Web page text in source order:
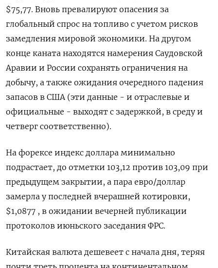
$75,77. Вновь превалируют опасения за
глобальный спрос на топливо с учетом рисков
замедления мировой экономики. На другом
конце каната находятся намерения Саудовской
Аравии и России сохранять ограничения на
добычу, а также ожидания очередного падения
запасов в США (эти данные - и отраслевые и
официальные - выходят с задержкой, в среду и
четверг соответственно).
На форексе индекс доллара минимально
подрастает, до отметки 103,12 против 103,09 при
предыдущем закрытии, а пара евро/доллар
замерла у последней вчерашней котировки,
$1,0877 , в ожидании вечерней публикации
протоколов июньского заседания ФРС.
Китайская валюта дешевеет с начала дня, теряя